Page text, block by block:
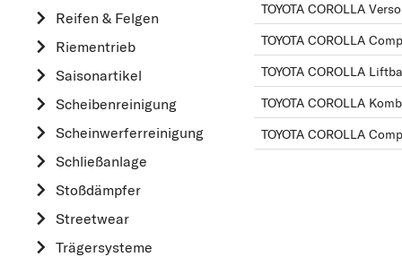
Reifen & Felgen
Riementrieb
Saisonartikel
Scheibenreinigung
Scheinwerferreinigung
Schließanlage
Stoßdämpfer
Streetwear
Trägersysteme
F
FIAT
FORD
H
HONDA
HYUNDAI
TOYOTA COROLLA
TOYOTA COROLLA
TOYOTA COROLLA
TOYOTA COROLLA
TOYOTA COROLLA